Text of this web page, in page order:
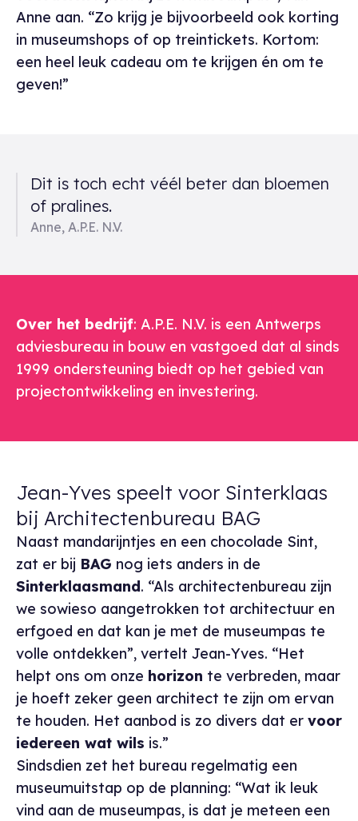
Anne aan. “Zo krijg je bijvoorbeeld ook korting
in museumshops of op treintickets. Kortom:
een heel leuk cadeau om te krijgen én om te
geven!”
Een gerelateerd citaat
Dit is toch echt véél beter dan bloemen
of pralines.
Anne, A.P.E. N.V.
Over het bedrijf: A.P.E. N.V. is een Antwerps
adviesbureau in bouw en vastgoed dat al sinds
1999 ondersteuning biedt op het gebied van
projectontwikkeling en investering.
Jean-Yves speelt voor Sinterklaas
bij Architectenbureau BAG
Naast mandarijntjes en een chocolade Sint,
zat er bij BAG nog iets anders in de
Sinterklaasmand. “Als architectenbureau zijn
we sowieso aangetrokken tot architectuur en
erfgoed en dat kan je met de museumpas te
volle ontdekken”, vertelt Jean-Yves. “Het
helpt ons om onze horizon te verbreden, maar
je hoeft zeker geen architect te zijn om ervan
te houden. Het aanbod is zo divers dat er voor
iedereen wat wils is.”
Sindsdien zet het bureau regelmatig een
museumuitstap op de planning: “Wat ik leuk
vind aan de museumpas, is dat je meteen een